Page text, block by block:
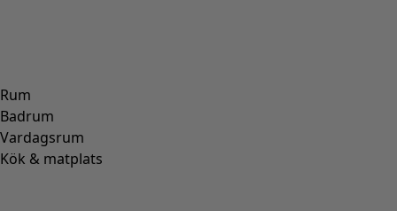
Rum
Badrum
Vardagsrum
Kök & matplats